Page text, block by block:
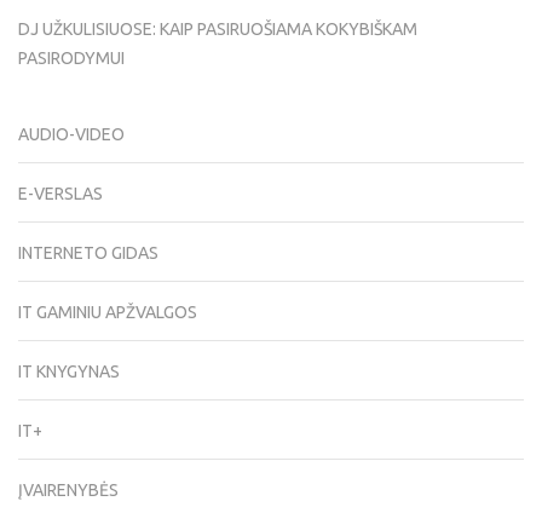
DJ UŽKULISIUOSE: KAIP PASIRUOŠIAMA KOKYBIŠKAM
PASIRODYMUI
AUDIO-VIDEO
E-VERSLAS
INTERNETO GIDAS
IT GAMINIU APŽVALGOS
IT KNYGYNAS
IT+
ĮVAIRENYBĖS